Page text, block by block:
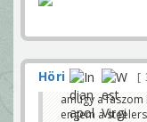
Höri
amúgy a faszom
engem a